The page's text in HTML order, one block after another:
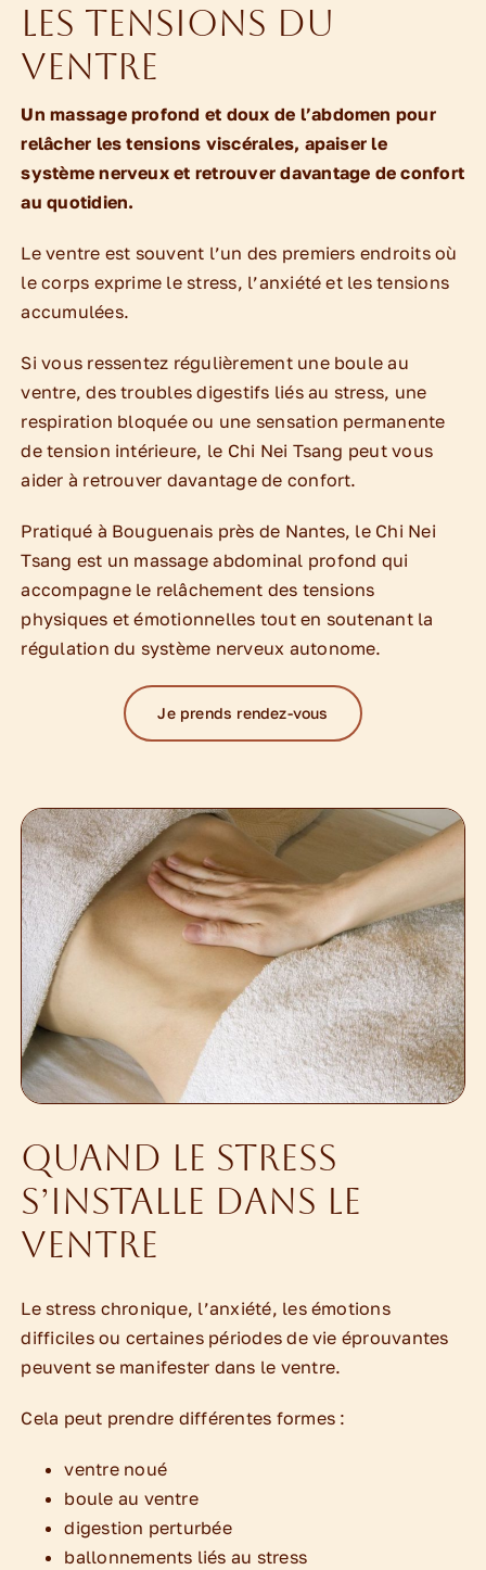
Le Blog
les tensions du
ventre
Un massage profond et doux de l’abdomen pour
relâcher les tensions viscérales, apaiser le
système nerveux et retrouver davantage de confort
au quotidien.
Le ventre est souvent l’un des premiers endroits où
le corps exprime le stress, l’anxiété et les tensions
accumulées.
Si vous ressentez régulièrement une boule au
ventre, des troubles digestifs liés au stress, une
respiration bloquée ou une sensation permanente
de tension intérieure, le Chi Nei Tsang peut vous
aider à retrouver davantage de confort.
Pratiqué à Bouguenais près de Nantes, le Chi Nei
Tsang est un massage abdominal profond qui
accompagne le relâchement des tensions
physiques et émotionnelles tout en soutenant la
régulation du système nerveux autonome.
Je prends rendez-vous
Quand le stress
s’installe dans le
ventre
Le stress chronique, l’anxiété, les émotions
difficiles ou certaines périodes de vie éprouvantes
peuvent se manifester dans le ventre.
Cela peut prendre différentes formes :
ventre noué
boule au ventre
digestion perturbée
ballonnements liés au stress